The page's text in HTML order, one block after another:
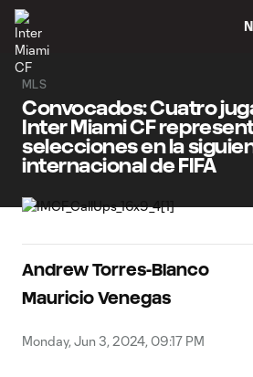
MLS
Convocados: Cuatro
Inter Miami CF
selecciones en la
internacional de FIFA
Andrew Torres-Blanco
Mauricio Venegas
Monday, Jun 3, 2024, 09:17 PM